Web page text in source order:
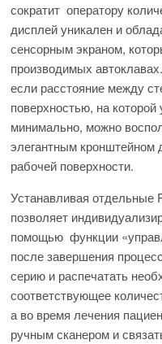
сократит оператору
дисплей уникален и
сенсорным экраном,
производимых
если расстояние между
поверхностью, на которой
минимально, можно
элегантным кронштейном
рабочей поверхности.
Устанавливая отдельные
позволяет
помощью функции
после завершения
серию и распечатать
соответствующее
а во время лечения
ручным сканером и